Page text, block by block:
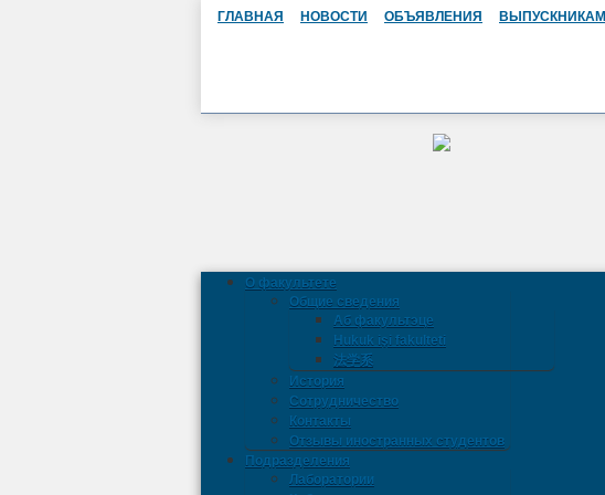
ГЛАВНАЯ НОВОСТИ ОБЪЯВЛЕНИЯ ВЫПУСКНИКАМ
О факультете
Общие сведения
Аб факультэце
Hukuk işi fakulteti
法学系
История
Сотрудничество
Контакты
Отзывы иностранных студентов
Подразделения
Лаборатории